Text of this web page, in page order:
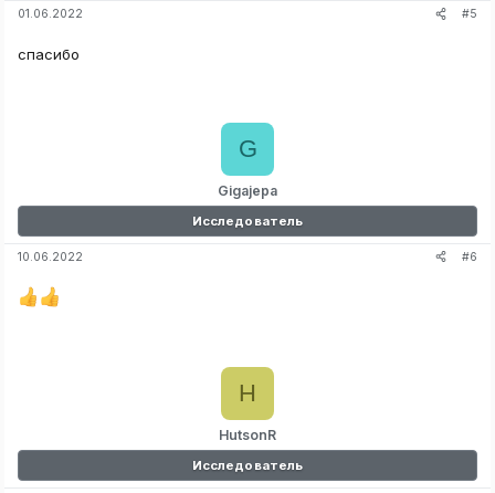
01.06.2022 #5
спасибо
Gigajepa
G
Исследователь
10.06.2022 #6
HutsonR
H
Исследователь